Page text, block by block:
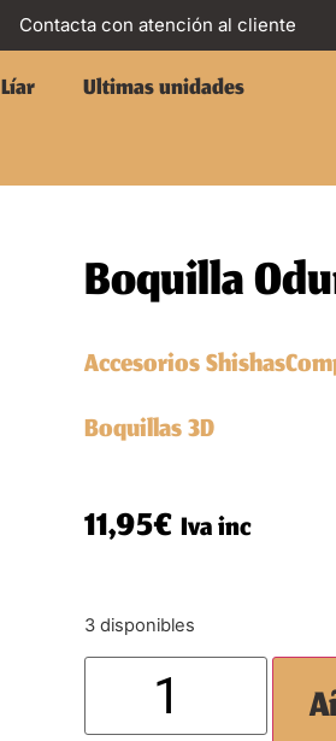
Contacta con atención al cliente
Líar
Ultimas unidades
Boquilla
Accesorios Shishas
Boquillas 3D
11,95€Iva inc
3 disponibles